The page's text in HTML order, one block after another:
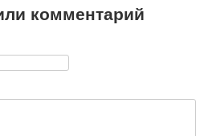
комментарий